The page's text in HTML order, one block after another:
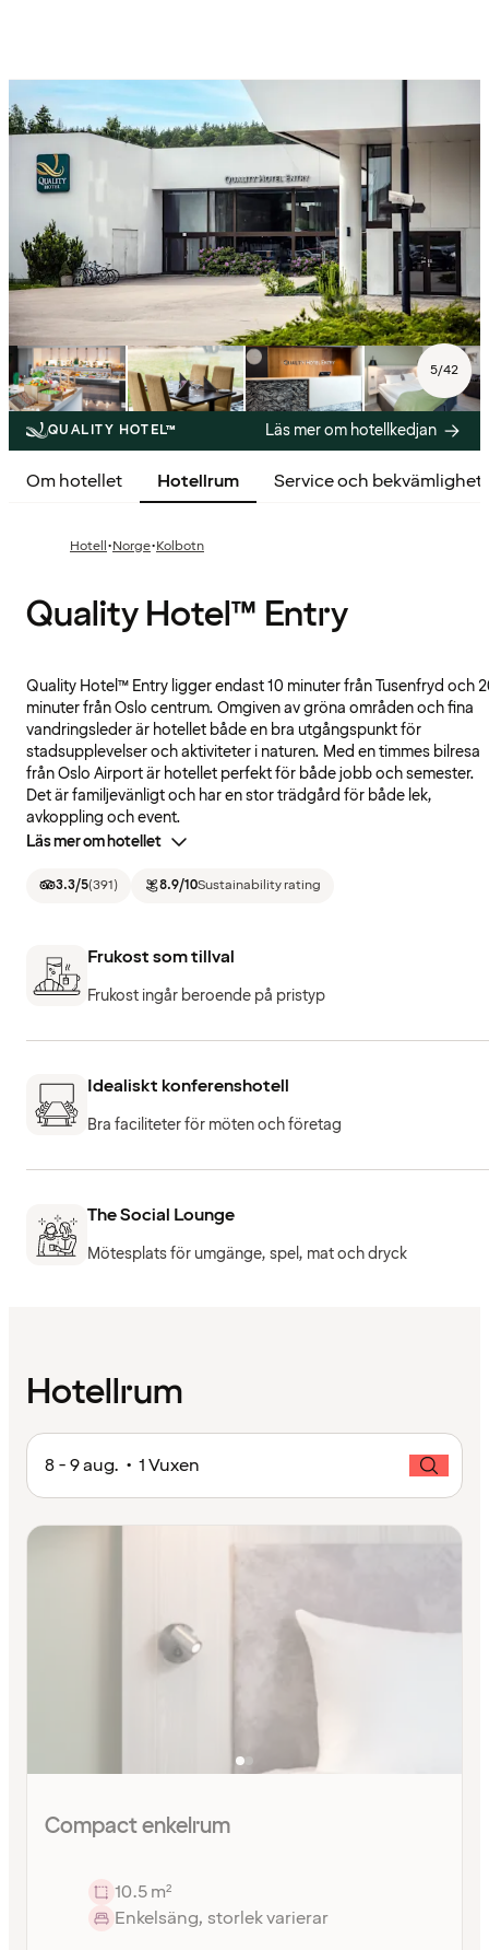
5/42
QUALITY HOTEL™ Läs mer om hotellkedjan
Om hotellet Hotellrum Service och
Hotell·Norge·Kolbotn
Quality Hotel™ Entry
Quality Hotel™ Entry ligger endast 10 minuter från Tusenfryd och
minuter från Oslo centrum. Omgiven av gröna områden och fina
vandringsleder är hotellet både en bra utgångspunkt för
stadsupplevelser och aktiviteter i naturen. Med en timmes bilresa
från Oslo Airport är hotellet perfekt för både jobb och semester.
Det är familjevänligt och har en stor trädgård för både lek,
avkoppling och event.
Läs mer om hotellet
3.3/5(391) 8.9/10Sustainability rating
Frukost som tillval
Frukost ingår beroende på pristyp
Idealiskt konferenshotell
Bra faciliteter för möten och företag
The Social Lounge
Mötesplats för umgänge, spel, mat och dryck
Hotellrum
8 - 9 aug. • 1 Vuxen
Compact enkelrum
10.5 m²
Enkelsäng, storlek varierar